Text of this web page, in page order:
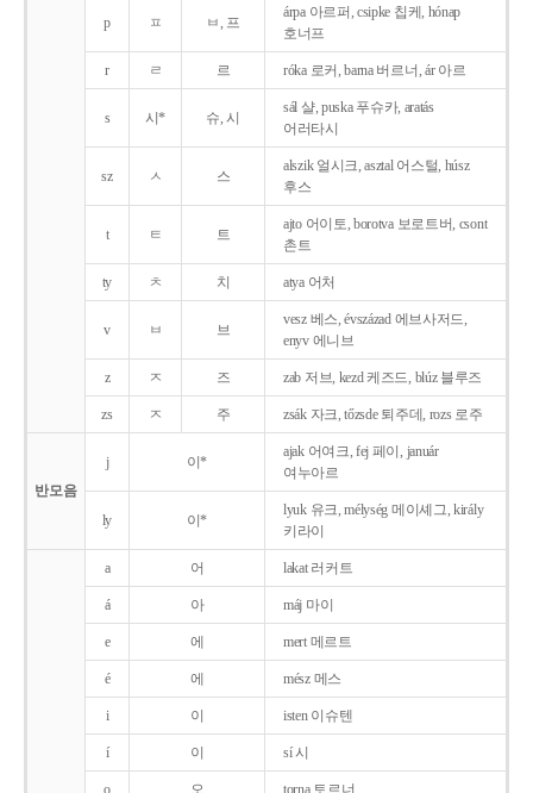
p ㅍ ㅂ, 프
árpa 아르퍼, csipke 칩케, hónap
호너프
r ㄹ 르 róka 로커, barna 버르너, ár 아르
s 시* 슈, 시
sál 샬, puska 푸슈카, aratás
어러타시
sz ㅅ 스
alszik 얼시크, asztal 어스털, húsz
후스
t ㅌ 트
ajto 어이토, borotva 보로트버, csont
촌트
ty ㅊ 치 atya 어처
v ㅂ 브
vesz 베스, évszázad 에브사저드,
enyv 에니브
z ㅈ 즈 zab 저브, kezd 케즈드, blúz 블루즈
zs ㅈ 주 zsák 자크, tőzsde 퇴주데, rozs 로주
반모음
j 이*
ajak 어여크, fej 페이, január
여누아르
ly 이*
lyuk 유크, mélység 메이셰그, király
키라이
a 어 lakat 러커트
á 아 máj 마이
e 에 mert 메르트
é 에 mész 메스
i 이 isten 이슈텐
í 이 sí 시
o 오 torna 토르너